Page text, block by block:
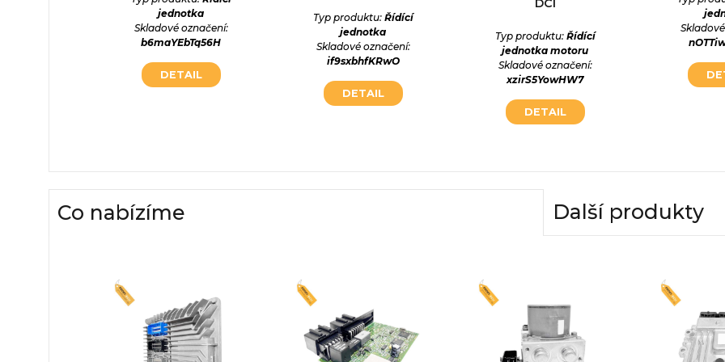
jednotka
Skladové označení:
b6maYEbTq56H
DETAIL
Typ produktu: Řídící
jednotka
Skladové označení:
if9sxbhfKRwO
DETAIL
Typ produktu: Řídící
jednotka motoru
Skladové označení:
xzirS5YowHW7
DETAIL
Co nabízíme Další produkty